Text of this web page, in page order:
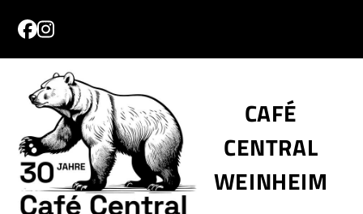
content
Facebook
Instagram
CAFÉ
CENTRAL
WEINHEIM